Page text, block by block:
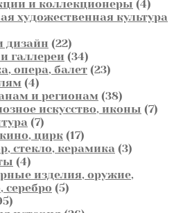
товаров
и коллекционеры 44
художественная культура
дизайн 2222
товара
галлереи 3434
товара
опера, балет 2323
44
товара
и регионам 3838
товаров
искусство, иконы 77
77
товаров
цирк 1717
товаров
стекло, керамика 33
44
товара
изделия, оружие,
серебро 55
295